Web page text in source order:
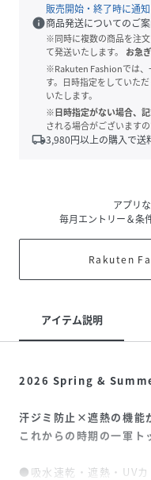
販売開始・終了時に通
info商品発送についてのご案
※同時に複数の商品を注
て発送いたします。
お急
※Rakuten Fashionでは、
す。日時指定をしていた
いたします。
※日時指定がない場合、
される場合がございます
local_shipping3,980円以上の購入で送
アプリ
毎月エントリー＆条
Rakuten
アイテム説明
2026 Spring &
汗ジミ防止×遮熱の機能
これからの時期の一軍ト
●吸水速乾・遮熱・UVカ